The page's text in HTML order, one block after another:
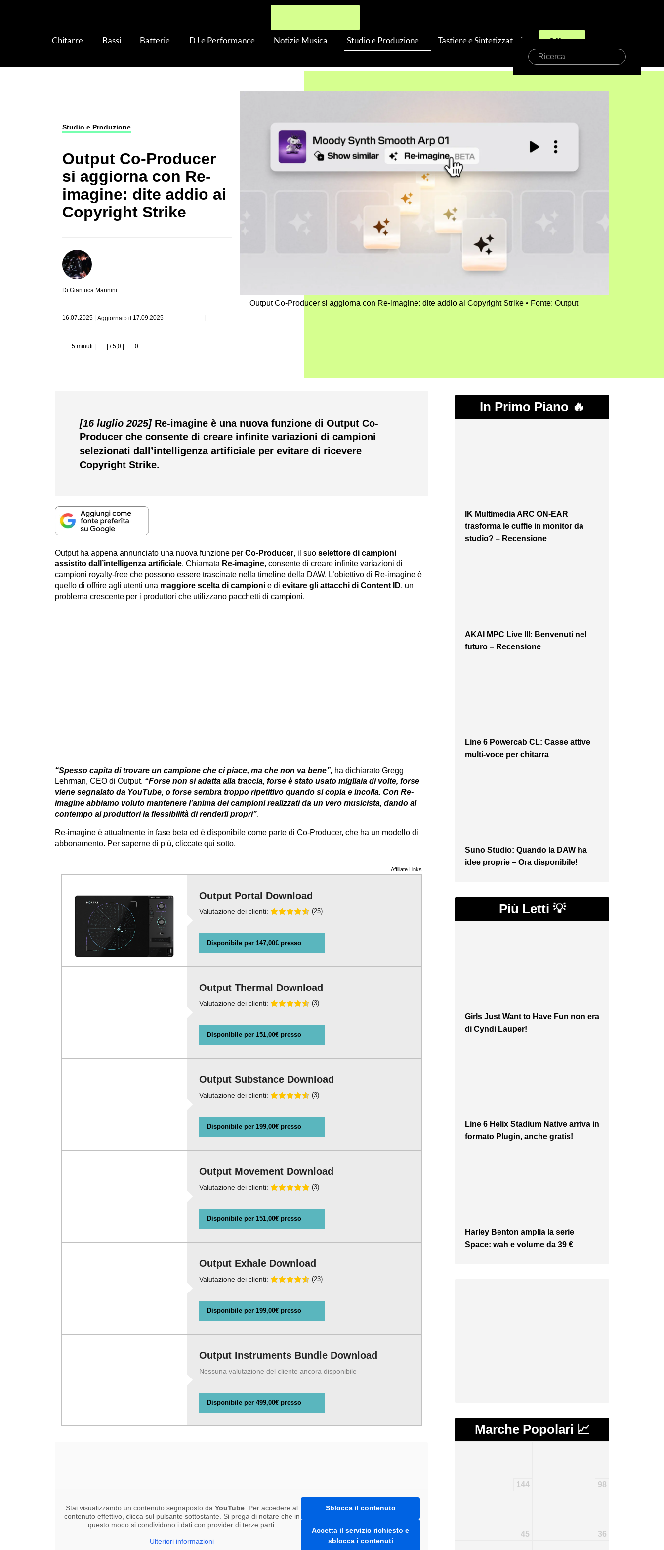
Chitarre Bassi Batterie DJ e Performance Notizie Musica Studio e Produzione Tastiere e Sintetizzatori Offerte
Ricerca
Studio e Produzione
Output Co-Producer
si aggiorna con Re-
imagine: dite addio ai
Copyright Strike
Di Gianluca Mannini
16.07.2025 Aggiornato il:17.09.2025
5 minuti | | / 5,0 | 0
Output Co-Producer si aggiorna con Re-imagine: dite addio ai Copyright Strike Fonte: Output
[16 luglio 2025] Re-imagine è una nuova funzione di Output Co-
Producer che consente di creare infinite variazioni di campioni
selezionati dall’intelligenza artificiale per evitare di ricevere
Copyright Strike.
Output ha appena annunciato una nuova funzione per Co-Producer, il suo selettore di campioni
assistito dall’intelligenza artificiale. Chiamata Re-imagine, consente di creare infinite variazioni di
campioni royalty-free che possono essere trascinate nella timeline della DAW. L’obiettivo di Re-imagine è
quello di offrire agli utenti una maggiore scelta di campioni e di evitare gli attacchi di Content ID, un
problema crescente per i produttori che utilizzano pacchetti di campioni.
“Spesso capita di trovare un campione che ci piace, ma che non va bene”, ha dichiarato Gregg
Lehrman, CEO di Output. “Forse non si adatta alla traccia, forse è stato usato migliaia di volte, forse
viene segnalato da YouTube, o forse sembra troppo ripetitivo quando si copia e incolla. Con Re-
imagine abbiamo voluto mantenere l’anima dei campioni realizzati da un vero musicista, dando al
contempo ai produttori la flessibilità di renderli propri”.
Re-imagine è attualmente in fase beta ed è disponibile come parte di Co-Producer, che ha un modello di
abbonamento. Per saperne di più, cliccate qui sotto.
Affiliate Links
Output Portal Download
Valutazione dei clienti: (25)
Disponibile per 147,00€ presso
Output Thermal Download
Valutazione dei clienti: (3)
Disponibile per 151,00€ presso
Output Substance Download
Valutazione dei clienti: (3)
Disponibile per 199,00€ presso
Output Movement Download
Valutazione dei clienti: (3)
Disponibile per 151,00€ presso
Output Exhale Download
Valutazione dei clienti: (23)
Disponibile per 199,00€ presso
Output Instruments Bundle Download
Nessuna valutazione del cliente ancora disponibile
Disponibile per 499,00€ presso
Stai visualizzando un contenuto segnaposto da YouTube . Per accedere al
contenuto effettivo, clicca sul pulsante sottostante. Si prega di notare che in
questo modo si condividono i dati con provider di terze parti.
Ulteriori informazioni
Sblocca il contenuto
Accetta il servizio richiesto e
sblocca i contenuti
In Primo Piano 🔥
IK Multimedia ARC ON-EAR
trasforma le cuffie in monitor da
studio? – Recensione
AKAI MPC Live III: Benvenuti nel
futuro – Recensione
Line 6 Powercab CL: Casse attive
multi-voce per chitarra
Suno Studio: Quando la DAW ha
idee proprie – Ora disponibile!
Più Letti 💡
Girls Just Want to Have Fun non era
di Cyndi Lauper!
Line 6 Helix Stadium Native arriva in
formato Plugin, anche gratis!
Harley Benton amplia la serie
Space: wah e volume da 39 €
Marche Popolari 📈
144 98
45 36